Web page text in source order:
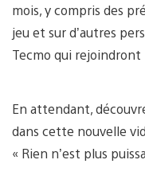
mois, y compris des
jeu et sur d’autres
Tecmo qui rejoindront
En attendant,
dans cette nouvelle
« Rien n’est plus